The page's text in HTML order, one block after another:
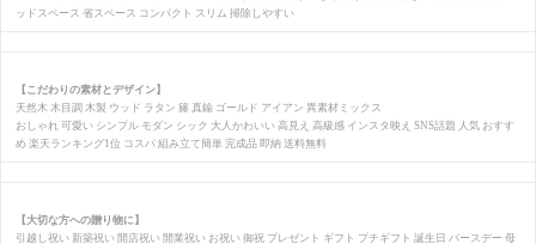
ッドスペース 省スペース コンパクト スリム 掃除しやすい
【こだわりの素材とデザイン】
天然木 木目調 木製 ウッド ラタン 籐 真鍮 ゴールド アイアン 異素材ミックス
おしゃれ 可愛い シンプル モダン シック 大人かわいい 高見え 高級感 インスタ映え SNS話題 人気 おすす
め 楽天ランキング1位 コスパ 組み立て簡単 完成品 即納 送料無料
【大切な方への贈り物に】
引越し祝い 新築祝い 開店祝い 開業祝い お祝い 御祝 プレゼント ギフト プチギフト 誕生日 バースデー 母